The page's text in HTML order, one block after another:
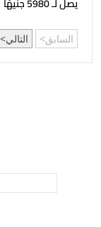
السابق التالي